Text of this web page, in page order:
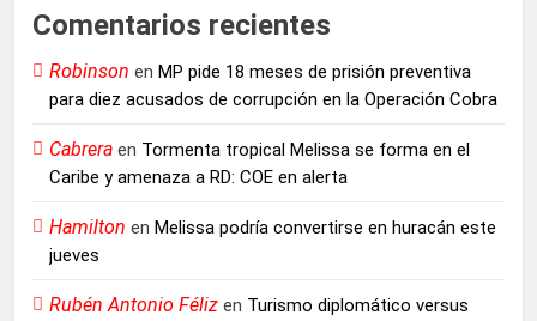
Comentarios recientes
Robinson en MP pide 18 meses de prisión preventiva
para diez acusados de corrupción en la Operación Cobra
Cabrera en Tormenta tropical Melissa se forma en el
Caribe y amenaza a RD: COE en alerta
Hamilton en Melissa podría convertirse en huracán este
jueves
Rubén Antonio Féliz en Turismo diplomático versus